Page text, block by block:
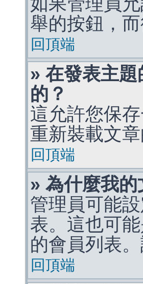
舉的按鈕，
回頂端
» 在發表主
的？
這允許您保
重新裝載文
回頂端
» 為什麼我
管理員可能
表。這也可
的會員列表
回頂端